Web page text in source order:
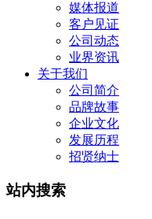
媒体报道
客户见证
公司动态
业界资讯
关于我们
公司简介
品牌故事
企业文化
发展历程
招贤纳士
站内搜索